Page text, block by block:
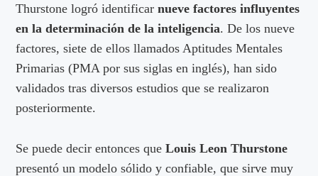
Thurstone logró identificarnueve factores influyentes
en la determinación de la inteligencia. De los nueve
factores, siete de ellos llamados Aptitudes Mentales
Primarias (PMA por sus siglas en inglés), han sido
validados tras diversos estudios que se realizaron
posteriormente.
Se puede decir entonces queLouis Leon Thurstone
presentó un modelo sólido y confiable, que sirve muy